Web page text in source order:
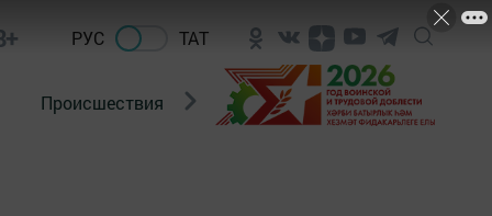
РУС ТАТ
Происшествия Новости Госавтоинспекции